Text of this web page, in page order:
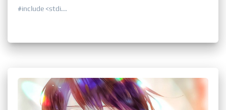
#include <stdi...